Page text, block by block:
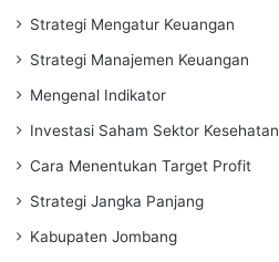
Strategi Mengatur Keuangan
Strategi Manajemen Keuangan
Mengenal Indikator
Investasi Saham Sektor Kesehatan
Cara Menentukan Target Profit
Strategi Jangka Panjang
Kabupaten Jombang